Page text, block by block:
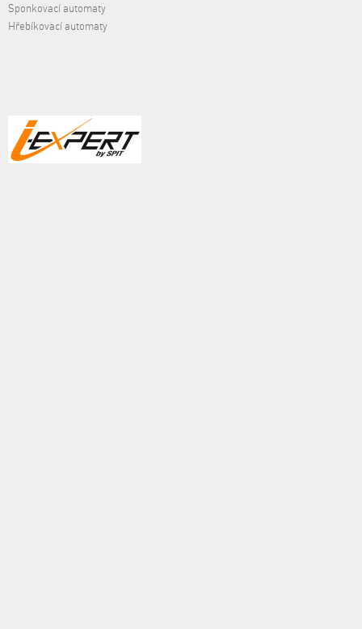
Sponkovací automaty
Hřebíkovací automaty